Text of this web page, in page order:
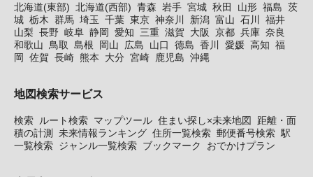
北海道(東部) 北海道(西部) 青森 岩手 宮城 秋田 山形 福島 茨
城 栃木 群馬 埼玉 千葉 東京 神奈川 新潟 富山 石川
福井
山梨 長野 岐阜 静岡 愛知 三重 滋賀 大阪 京都 兵庫 奈良
和歌山
鳥取 島根 岡山 広島 山口 徳島 香川 愛媛 高知 福
岡
佐賀 長崎 熊本 大分 宮崎 鹿児島 沖縄
地図検索サービス
検索 ルート検索 マップツール 住まい探し×未来地図
距離・面
積の計測 未来情報ランキング 住所一覧検索 郵便番号検索 駅
一覧検索 ジャンル一覧検索 ブックマーク おでかけプラン